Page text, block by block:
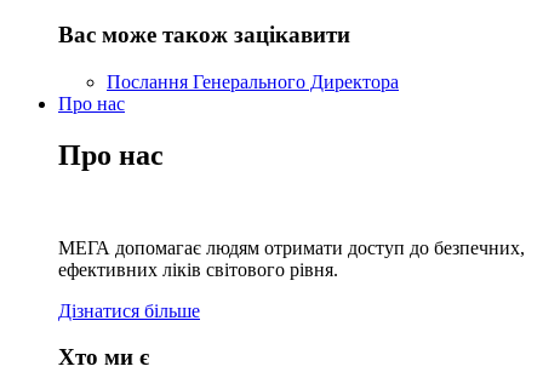
Вас може також зацікавити
Послання Генерального Директора
Про нас
Про нас
МЕГА допомагає людям отримати доступ до безпечних,
ефективних ліків світового рівня.
Дізнатися більше
Хто ми є